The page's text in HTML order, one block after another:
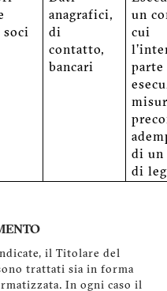
soci
anagrafici,
di
contatto,
bancari
un
cui
parte
di un
di
il Titolare del
trattati sia in forma
In ogni caso il